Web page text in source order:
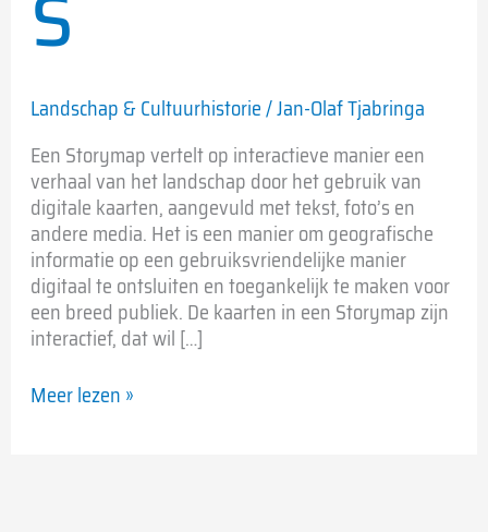
Landschap & Cultuurhistorie/Jan-Olaf Tjabringa
Een Storymap vertelt op interactieve manier een
verhaal van het landschap door het gebruik van
digitale kaarten, aangevuld met tekst, foto’s en
andere media. Het is een manier om geografische
informatie op een gebruiksvriendelijke manier
digitaal te ontsluiten en toegankelijk te maken voor
een breed publiek. De kaarten in een Storymap zijn
interactief, dat wil […]
Meer lezen »